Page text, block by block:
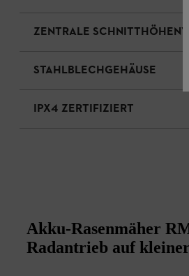
ZENTRALE
STAHLBLECHGEHÄUSE
IPX4 ZERTIFIZIERT
Akku-Rasenmäher
Radantrieb auf